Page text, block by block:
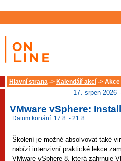
Hlavní strana-> Kalendář akcí-> Akce
17. srpen 2026
VMware vSphere:
Datum konání: 17.8. - 21.8.
Školení je možné absolvovat také
nabízí intenzivní praktické lekce
VMware vSphere 8, která zahrnuje